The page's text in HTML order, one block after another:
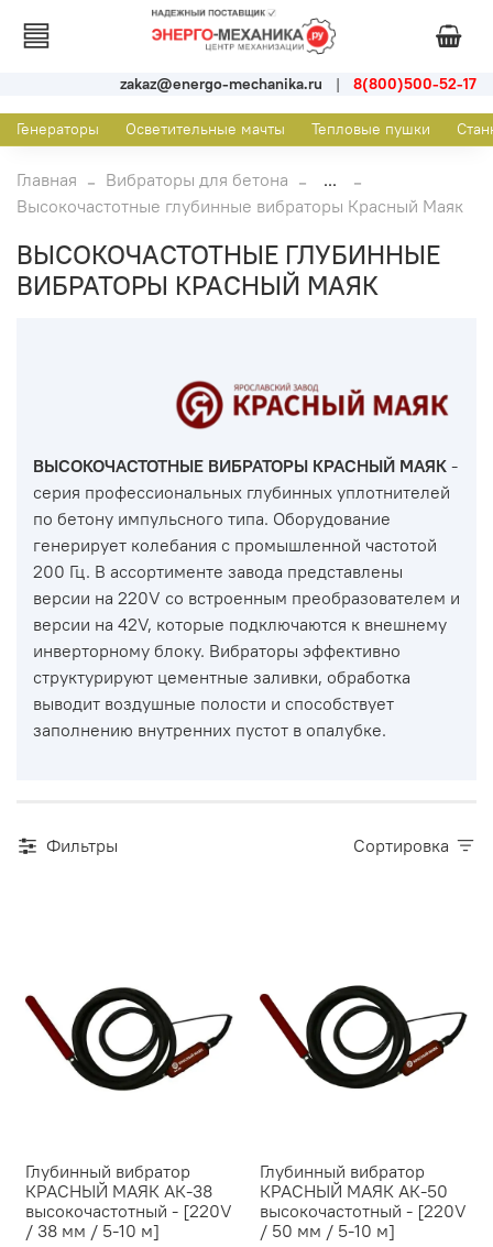
zakaz@energo-mechanika.ru | 8(800)500-52-17
Генераторы Осветительные мачты Тепловые пушки
Главная Вибраторы для бетона
...
Высокочастотные глубинные вибраторы Красный Маяк
ВЫСОКОЧАСТОТНЫЕ ГЛУБИННЫЕ
ВИБРАТОРЫ КРАСНЫЙ МАЯК
ВЫСОКОЧАСТОТНЫЕ ВИБРАТОРЫ КРАСНЫЙ МАЯК -
серия профессиональных глубинных уплотнителей
по бетону импульсного типа. Оборудование
генерирует колебания с промышленной частотой
200 Гц. В ассортименте завода представлены
версии на 220V со встроенным преобразователем и
версии на 42V, которые подключаются к внешнему
инверторному блоку. Вибраторы эффективно
структурируют цементные заливки, обработка
выводит воздушные полости и способствует
заполнению внутренних пустот в опалубке.
Фильтры Сортировка
Глубинный вибратор
КРАСНЫЙ МАЯК АК-38
высокочастотный - [220V
/ 38 мм / 5-10 м]
Глубинный вибратор
КРАСНЫЙ МАЯК АК-50
высокочастотный - [220V
/ 50 мм / 5-10 м]